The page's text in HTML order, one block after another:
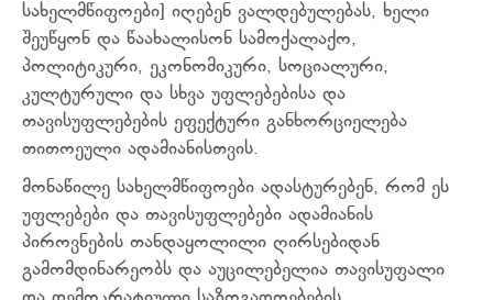
სახელმწიფოები] იღებენ ვალდებულებას, ხელი
შეუწყონ და წაახალისონ სამოქალაქო,
პოლიტიკური, ეკონომიკური, სოციალური,
კულტურული და სხვა უფლებებისა და
თავისუფლებების ეფექტური განხორციელება
თითოეული ადამიანისთვის.
მონაწილე სახელმწიფოები ადასტურებენ, რომ ეს
უფლებები და თავისუფლებები ადამიანის
პიროვნების თანდაყოლილი ღირსებიდან
გამომდინარეობს და აუცილებელია თავისუფალი